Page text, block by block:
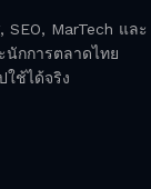
MarTech และ
นักการตลาดไทย
ช้ได้จริง